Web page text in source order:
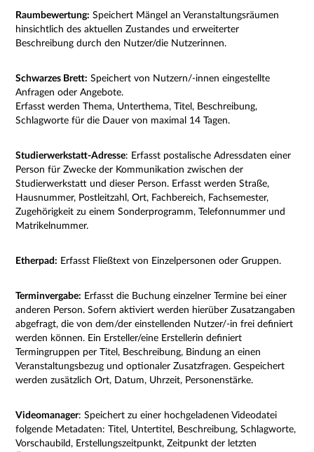
Raumbewertung: Speichert Mängel an Veranstaltungsräumen
hinsichtlich des aktuellen Zustandes und erweiterter
Beschreibung durch den Nutzer/die Nutzerinnen.
Schwarzes Brett: Speichert von Nutzern/-innen eingestellte
Anfragen oder Angebote.
Erfasst werden Thema, Unterthema, Titel, Beschreibung,
Schlagworte für die Dauer von maximal 14 Tagen.
Studierwerkstatt-Adresse: Erfasst postalische Adressdaten einer
Person für Zwecke der Kommunikation zwischen der
Studierwerkstatt und dieser Person. Erfasst werden Straße,
Hausnummer, Postleitzahl, Ort, Fachbereich, Fachsemester,
Zugehörigkeit zu einem Sonderprogramm, Telefonnummer und
Matrikelnummer.
Etherpad: Erfasst Fließtext von Einzelpersonen oder Gruppen.
Terminvergabe: Erfasst die Buchung einzelner Termine bei einer
anderen Person. Sofern aktiviert werden hierüber Zusatzangaben
abgefragt, die von dem/der einstellenden Nutzer/-in frei definiert
werden können. Ein Ersteller/eine Erstellerin definiert
Termingruppen per Titel, Beschreibung, Bindung an einen
Veranstaltungsbezug und optionaler Zusatzfragen. Gespeichert
werden zusätzlich Ort, Datum, Uhrzeit, Personenstärke.
Videomanager: Speichert zu einer hochgeladenen Videodatei
folgende Metadaten: Titel, Untertitel, Beschreibung, Schlagworte,
Vorschaubild, Erstellungszeitpunkt, Zeitpunkt der letzten